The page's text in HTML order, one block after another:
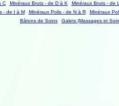
C Minéraux Bruts - de D à K
Minéraux Bruts - de
- de I à M Minéraux Polis - de N à R
Minéraux
Bâtons de Soins
Galets (Massages et